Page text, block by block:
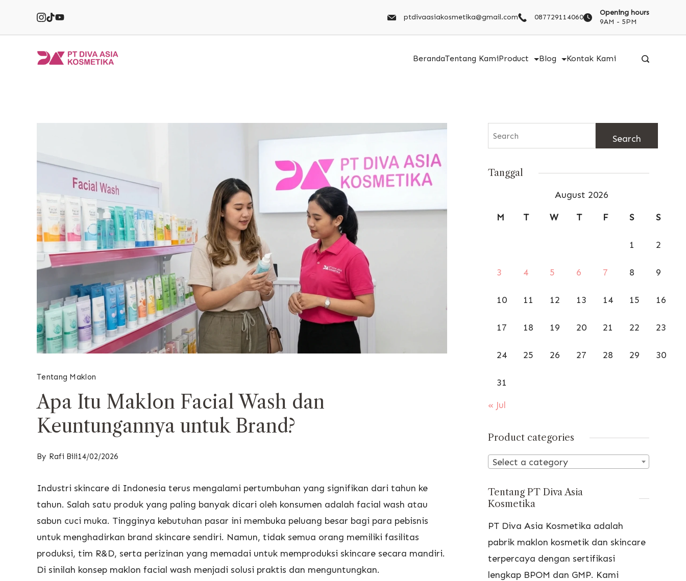
ptdivaasiakosmetika@gmail.com 087729114060
Opening hours
9AM - 5PM
BerandaTentang KamiProduct Blog Kontak Kami
Tentang Maklon
Apa Itu Maklon Facial Wash dan
Keuntungannya untuk Brand?
By Rafi Bili14/02/2026
Industri skincare di Indonesia terus mengalami pertumbuhan yang signifikan dari tahun ke
tahun. Salah satu produk yang paling banyak dicari oleh konsumen adalah facial wash atau
sabun cuci muka. Tingginya kebutuhan pasar ini membuka peluang besar bagi para pebisnis
untuk menghadirkan brand skincare sendiri. Namun, tidak semua orang memiliki fasilitas
produksi, tim R&D, serta perizinan yang memadai untuk memproduksi skincare secara mandiri.
Di sinilah konsep maklon facial wash menjadi solusi praktis dan menguntungkan.
Search
for:
Tanggal
August 2026
M
T W T F S S
1 2
3 4 5 6 7 8 9
10 11 12 13 14 15 16
17 18 19 20 21 22 23
24 25 26 27 28 29 30
31
« Jul
Product categories
Select a category
Tentang PT Diva Asia
Kosmetika
PT Diva Asia Kosmetika adalah
pabrik maklon kosmetik dan skincare
terpercaya dengan sertifikasi
lengkap BPOM dan GMP. Kami